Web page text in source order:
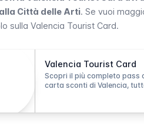
Città delle Arti. Se vuoi
sulla Valencia Tourist Card.
Valencia Tourist Card
Scopri il più completo pass
carta sconti di Valencia,
spieghiamo ciò che c'è da
Tourist Card: i diversi tipi di
e dove acquistarle ed